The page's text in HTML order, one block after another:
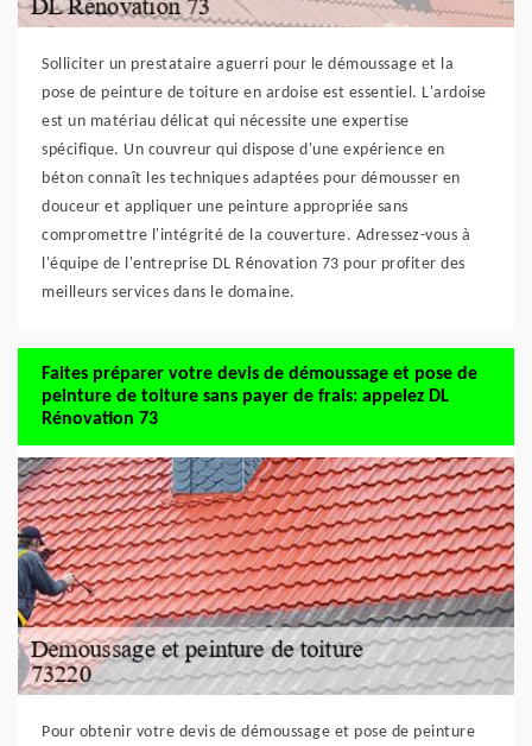
Solliciter un prestataire aguerri pour le démoussage et la
pose de peinture de toiture en ardoise est essentiel. L'ardoise
est un matériau délicat qui nécessite une expertise
spécifique. Un couvreur qui dispose d'une expérience en
béton connaît les techniques adaptées pour démousser en
douceur et appliquer une peinture appropriée sans
compromettre l'intégrité de la couverture. Adressez-vous à
l'équipe de l'entreprise DL Rénovation 73 pour profiter des
meilleurs services dans le domaine.
Faites préparer votre devis de démoussage et pose de
peinture de toiture sans payer de frais: appelez DL
Rénovation 73
Pour obtenir votre devis de démoussage et pose de peinture